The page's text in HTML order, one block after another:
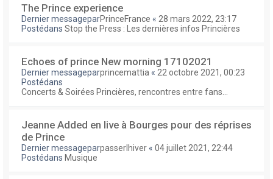
The Prince experience
Dernier messageparPrinceFrance « 28 mars 2022, 23:17
Postédans Stop the Press : Les dernières infos Princières
Echoes of prince New morning 17102021
Dernier messageparprincemattia « 22 octobre 2021, 00:23
Postédans
Concerts & Soirées Princières, rencontres entre fans...
Jeanne Added en live à Bourges pour des réprises
de Prince
Dernier messageparpasserlhiver « 04 juillet 2021, 22:44
Postédans Musique